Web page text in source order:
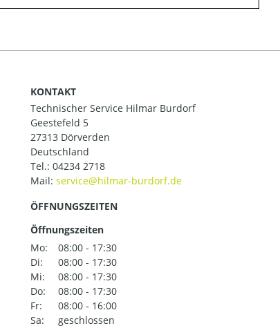
KONTAKT
Technischer Service Hilmar Burdorf
Geestefeld 5
27313 Dörverden
Deutschland
Tel.: 04234 2718
Mail:
ÖFFNUNGSZEITEN
Öffnungszeiten
Mo:
08:00 - 17:30
Di:
08:00 - 17:30
Mi:
08:00 - 17:30
Do:
08:00 - 17:30
Fr:
08:00 - 16:00
Sa:
geschlossen